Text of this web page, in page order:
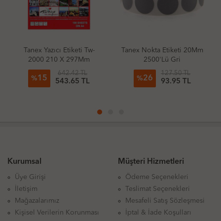
Tanex Nokta Etiketi 20Mm
2500'Lü Gri
% 26
127.50 TL
93.95 TL
Tanex Nokta Etiketi 25Mm
2500'Lü Kraft
%26
151.68 TL
111.83 TL
Kurumsal
Üye Girişi
İletişim
Mağazalarımız
Kişisel Verilerin Korunması
Müşteri Hizmetleri
Ödeme Seçenekleri
Teslimat Seçenekleri
Mesafeli Satış Sözleşmesi
İptal & İade Koşulları